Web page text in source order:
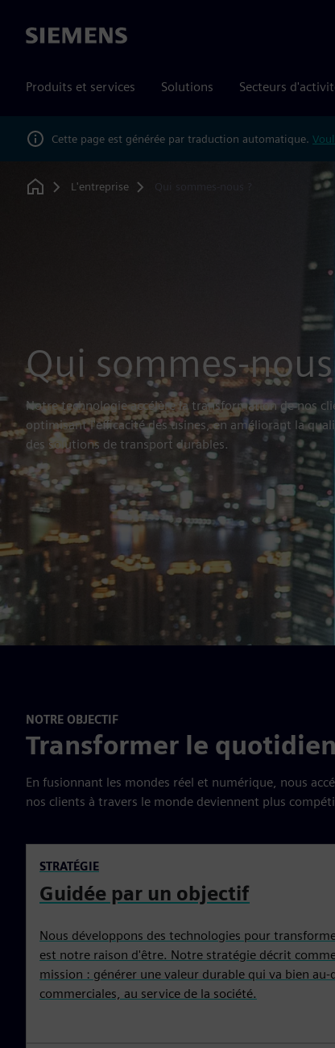
Siemens
Produits et services Solutions Secteurs
Cette page est générée par traduction automatique.
Home
L'entreprise Qui sommes-nous ?
Qui sommes-
Notre technologie accélère la transformation de nos
optimisant l'efficacité des usines, en améliorant la
des solutions de transport durables.
NOTRE OBJECTIF
Transformer le
En fusionnant les mondes réel et numérique, nous
nos clients à travers le monde deviennent plus
STRATÉGIE
Guidée par un objectif
Nous développons des technologies pour
est notre raison d'être. Notre stratégie décrit
mission : générer une valeur durable qui va bien
commerciales, au service de la société.